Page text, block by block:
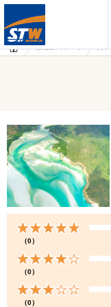
（0）
（0）
（0）